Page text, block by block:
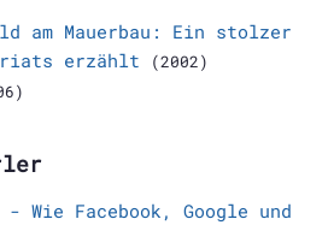
am Mauerbau: Ein stolzer
erzählt
(2002)
- Wie Facebook, Google und